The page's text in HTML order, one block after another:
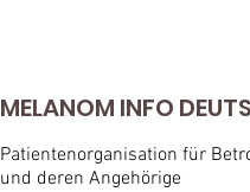
MELANOM INFO
Patientenorganisation für
und deren Angehörige